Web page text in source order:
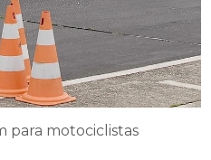
para motociclistas